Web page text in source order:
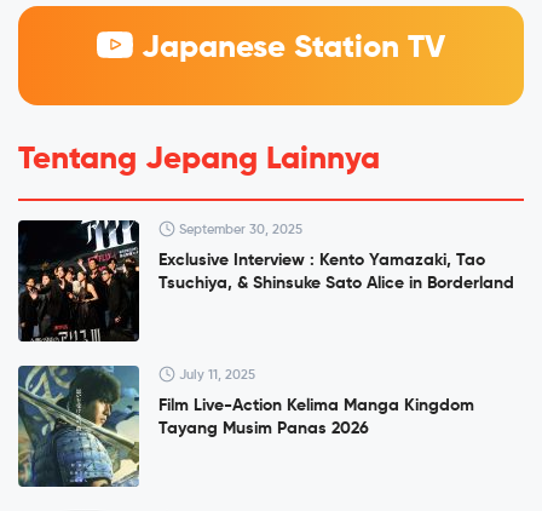
Japanese Station TV
Tentang Jepang Lainnya
September 30, 2025
Exclusive Interview : Kento Yamazaki, Tao
Tsuchiya, & Shinsuke Sato Alice in Borderland
July 11, 2025
Film Live-Action Kelima Manga Kingdom
Tayang Musim Panas 2026